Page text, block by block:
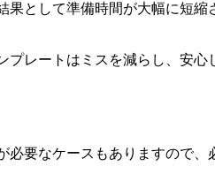
として準備時間が大幅に短縮
レートはミスを減らし、安心
要なケースもありますので、